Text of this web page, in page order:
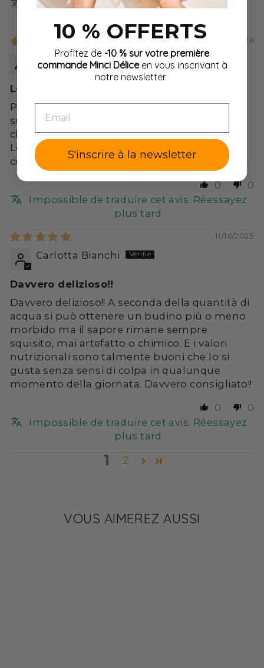
Impossible de traduire cet avis. Réessayez
06/08/2026
Ilaria Giliberti
Lo adoro
Prodotto che conoscevo e amavo già,lo trovo
superlativo. Sapore assolutamente non
chimico
Lo lascio in frigo qualche ora prima di
consumarlo,mi salva dagli sgarri serali
0
0
Impossible de traduire cet avis. Réessayez
plus tard
11/16/2025
Carlotta Bianchi
Davvero delizioso!!
Davvero delizioso!! A seconda della quantità di
acqua si può ottenere un budino più o meno
morbido ma il sapore rimane sempre
squisito, mai artefatto o chimico. E i valori
nutrizionali sono talmente buoni che lo si
gusta senza sensi di colpa in qualunque
momento della giornata. Davvero consigliato!!
0
0
Impossible de traduire cet avis. Réessayez
plus tard
1 2
VOUS AIMEREZ AUSSI
10 % OFFERTS
Profitez de -10 % sur votre première
commande Minci Déliceen vous inscrivant à
notre newsletter.
S'inscrire à la newsletter